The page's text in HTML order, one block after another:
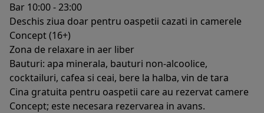
Bar 10:00 - 23:00
Deschis ziua doar pentru oaspetii cazati in camerele
Concept (16+)
Zona de relaxare in aer liber
Bauturi: apa minerala, bauturi non-alcoolice,
cocktailuri, cafea si ceai, bere la halba, vin de tara
Cina gratuita pentru oaspetii care au rezervat camere
Concept; este necesara rezervarea in avans.